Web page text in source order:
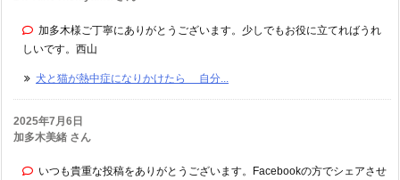
加多木様ご丁寧にありがとうございます。少しでもお役に立てればうれ
しいです。西山
犬と猫が熱中症になりかけたら 自分...
2025年7月6日
加多木美緒 さん
いつも貴重な投稿をありがとうございます。Facebookの方でシェアさせ